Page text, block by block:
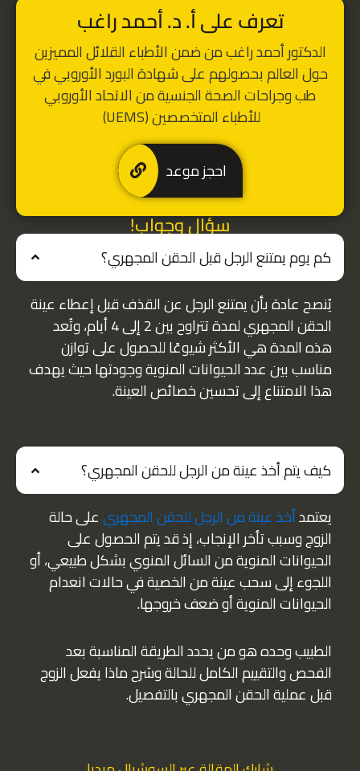
تعرف على أ. د. أحمد راغب
الدكتور أحمد راغب من ضمن الأطباء القلائل المميزين
حول العالم بحصولهم على شهادة البورد الأوروبي في
طب وجراحات الصحة الجنسية من الاتحاد الأوروبي
للأطباء المتخصصين (UEMS)
احجز موعد
سؤال وجواب!
كم يوم يمتنع الرجل قبل الحقن المجهري؟
يُنصح عادة بأن يمتنع الرجل عن القذف قبل إعطاء عينة
الحقن المجهري لمدة تتراوح بين 2 إلى 4 أيام، وتُعد
هذه المدة هي الأكثر شيوعًا للحصول على توازن
مناسب بين عدد الحيوانات المنوية وجودتها حيث يهدف
هذا الامتناع إلى تحسين خصائص العينة.
كيف يتم أخذ عينة من الرجل للحقن المجهري؟
يعتمدأخذ عينة من الرجل للحقن المجهريعلى حالة
الزوج وسبب تأخر الإنجاب، إذ قد يتم الحصول على
الحيوانات المنوية من السائل المنوي بشكل طبيعي، أو
اللجوء إلى سحب عينة من الخصية في حالات انعدام
الحيوانات المنوية أو ضعف خروجها.
الطبيب وحده هو من يحدد الطريقة المناسبة بعد
الفحص والتقييم الكامل للحالة وشرح ماذا يفعل الزوج
قبل عملية الحقن المجهري بالتفصيل.